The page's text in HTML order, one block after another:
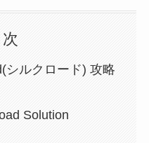
次
シルクロード) 攻略
Solution